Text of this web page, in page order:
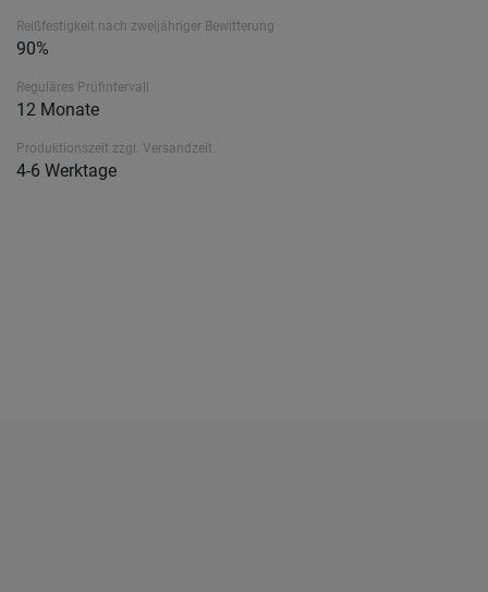
Reißfestigkeit nach zweijähriger Bewitterung
90%
Reguläres Prüfintervall
12 Monate
Produktionszeit zzgl. Versandzeit
4-6 Werktage